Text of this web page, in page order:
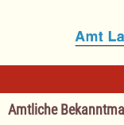
Amtliche